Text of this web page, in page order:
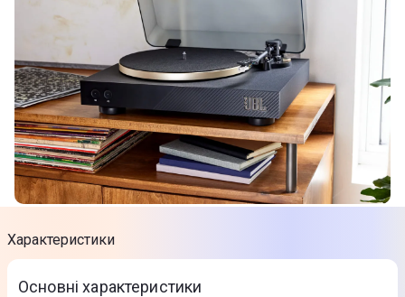
Характеристики
Основні характеристики